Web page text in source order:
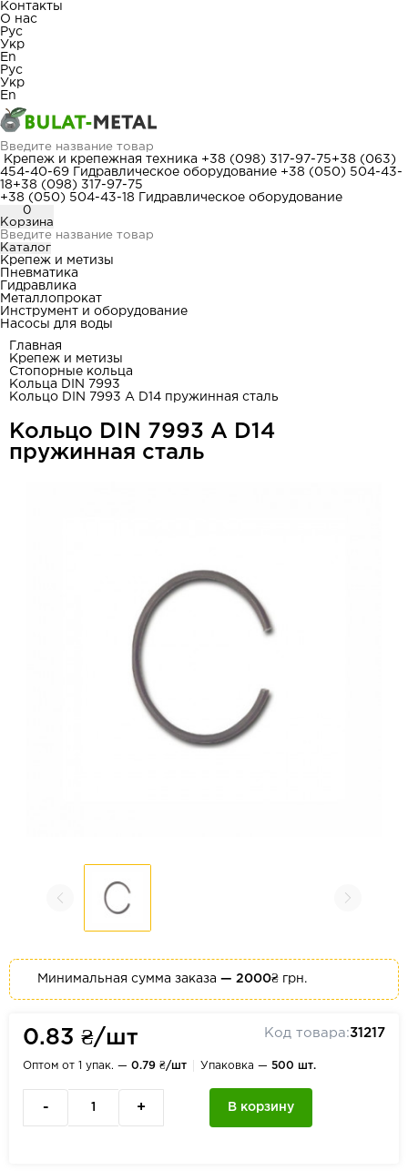
Контакты
О нас
Рус
Укр
En
Рус
Укр
En
Крепеж и крепежная техника +38 (098) 317-97-75+38 (063)
454-40-69
Гидравлическое оборудование +38 (050) 504-43-
18+38 (098) 317-97-75
+38 (050) 504-43-18
Гидравлическое оборудование
0
Корзина
Каталог
Крепеж и метизы
Пневматика
Гидравлика
Металлопрокат
Инструмент и оборудование
Насосы для воды
Главная
Крепеж и метизы
Стопорные кольца
Кольца DIN 7993
Кольцо DIN 7993 A D14 пружинная сталь
Кольцо DIN 7993 A D14
пружинная сталь
Минимальная сумма заказа — 2000₴ грн.
0.83 ₴/шт Код товара:31217
Оптом от 1 упак. — 0.79 ₴/шт Упаковка — 500 шт.
- + В корзину